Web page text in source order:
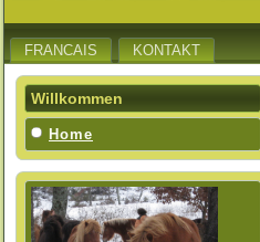
FRANCAIS KONTAKT
Willkommen
Home